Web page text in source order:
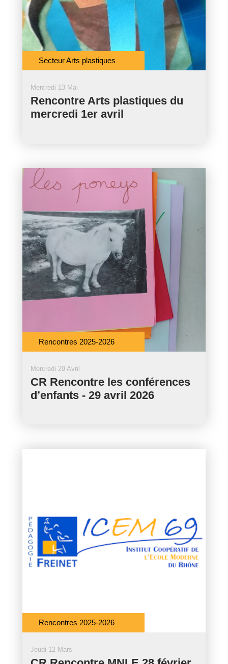
Secteur Arts plastiques
Mercredi 13 Mai
Rencontre Arts plastiques du
mercredi 1er avril
Rencontres 2025-2026
Mercredi 29 Avril
CR Rencontre les conférences
d’enfants - 29 avril 2026
Rencontres 2025-2026
Jeudi 12 Mars